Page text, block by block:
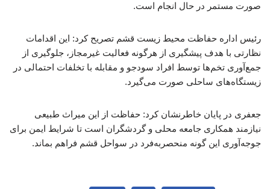
صورت مستمر در حال انجام است.
‌رئیس اداره حفاظت محیط زیست قشم تصریح کرد: این اقدامات
نظارتی با هدف پیشگیری از هرگونه فعالیت غیرمجاز، جلوگیری از
جمع‌آوری تخم‌ها توسط افراد سودجو و مقابله با تخلفات احتمالی در
زیستگاه‌های ساحلی صورت می‌گیرد.
‌جعفری در پایان خاطرنشان کرد: حفاظت از این میراث طبیعی
نیازمند همکاری جامعه محلی و گردشگران است تا شرایط ایمن برای
جوجه‌آوری این گونه منحصربه‌فرد در سواحل قشم فراهم بماند.